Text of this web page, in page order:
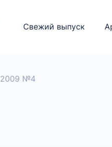
Свежий выпуск
2009 №4